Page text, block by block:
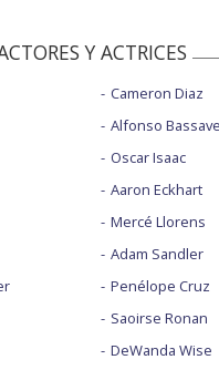
Y ACTRICES
Cameron Diaz
Alfonso Bassave
Oscar Isaac
Aaron Eckhart
Mercé Llorens
Adam Sandler
Penélope Cruz
Saoirse Ronan
DeWanda Wise